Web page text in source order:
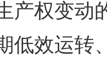
产权变动
低效运